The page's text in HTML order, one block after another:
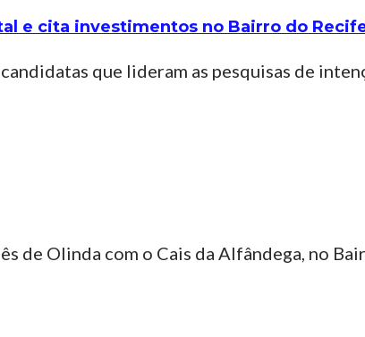
e cita investimentos no Bairro do
que lideram as pesquisas de
de Olinda com o Cais da Alfândega, no